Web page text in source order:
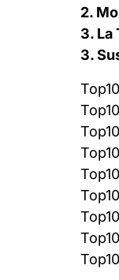
2.
3. La
3.